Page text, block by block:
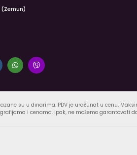
su u dinarima. PDV je uračunat u cenu.
i cenama. Ipak, ne možemo garantovati